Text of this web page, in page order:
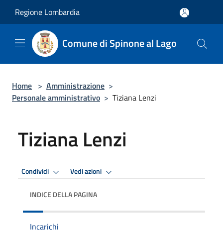
Regione Lombardia
Comune di Spinone al Lago
Home > Amministrazione >
Personale amministrativo > Tiziana Lenzi
Tiziana Lenzi
Condividi Vedi azioni
INDICE DELLA PAGINA
Incarichi